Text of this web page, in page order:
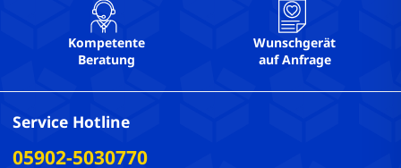
Kompetente
Beratung
Wunschgerät
auf Anfrage
Service Hotline
05902-5030770